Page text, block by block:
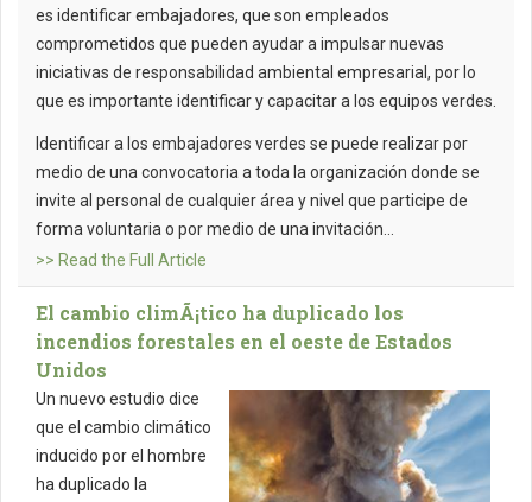
es identificar embajadores, que son empleados
comprometidos que pueden ayudar a impulsar nuevas
iniciativas de responsabilidad ambiental empresarial, por lo
que es importante identificar y capacitar a los equipos verdes.
Identificar a los embajadores verdes se puede realizar por
medio de una convocatoria a toda la organización donde se
invite al personal de cualquier área y nivel que participe de
forma voluntaria o por medio de una invitación...
>> Read the Full Article
El cambio climÃ¡tico ha duplicado los
incendios forestales en el oeste de Estados
Unidos
Un nuevo estudio dice
que el cambio climático
inducido por el hombre
ha duplicado la